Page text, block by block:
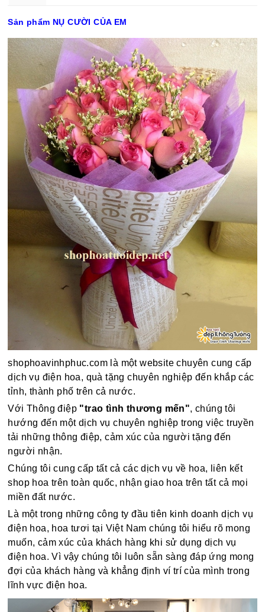
Sản phẩm NỤ CƯỜI CỦA EM
shophoavinhphuc.com là một website chuyên cung cấp
dịch vụ điện hoa, quà tặng chuyên nghiệp đến khắp các
tỉnh, thành phố trên cả nước.
Với Thông điệp "trao tình thương mến", chúng tôi
hướng đến một dịch vụ chuyên nghiệp trong việc truyền
tải những thông điệp, cảm xúc của người tặng đến
người nhận.
Chúng tôi cung cấp tất cả các dịch vụ về hoa, liên kết
shop hoa trên toàn quốc, nhận giao hoa trên tất cả mọi
miền đất nước.
Là một trong những công ty đầu tiên kinh doanh dịch vụ
điện hoa, hoa tươi tại Việt Nam chúng tôi hiểu rõ mong
muốn, cảm xúc của khách hàng khi sử dụng dịch vụ
điện hoa. Vì vậy chúng tôi luôn sẵn sàng đáp ứng mong
đợi của khách hàng và khẳng định ví trí của mình trong
lĩnh vực điện hoa.